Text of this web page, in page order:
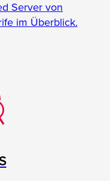
Server von
im Überblick.